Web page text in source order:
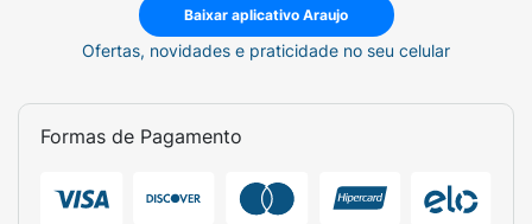
Baixar aplicativo Araujo
Ofertas, novidades e praticidade no seu celular
Formas de Pagamento